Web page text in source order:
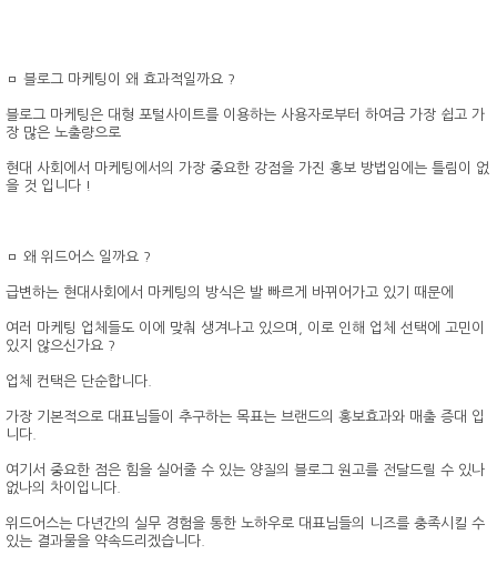
ㅁ 블로그 마케팅이 왜 효과적일까요 ?
블로그 마케팅은 대형 포털사이트를 이용하는 사용자로부터 하여금 가장 쉽고 가
장 많은 노출량으로
현대 사회에서 마케팅에서의 가장 중요한 강점을 가진 홍보 방법임에는 틀림이 없
을 것 입니다 !
ㅁ 왜 위드어스 일까요 ?
급변하는 현대사회에서 마케팅의 방식은 발 빠르게 바뀌어가고 있기 때문에
여러 마케팅 업체들도 이에 맞춰 생겨나고 있으며, 이로 인해 업체 선택에 고민이
있지 않으신가요 ?
업체 컨택은 단순합니다.
가장 기본적으로 대표님들이 추구하는 목표는 브랜드의 홍보효과와 매출 증대 입
니다.
여기서 중요한 점은 힘을 실어줄 수 있는 양질의 블로그 원고를 전달드릴 수 있나
없나의 차이입니다.
위드어스는 다년간의 실무 경험을 통한 노하우로 대표님들의 니즈를 충족시킬 수
있는 결과물을 약속드리겠습니다.